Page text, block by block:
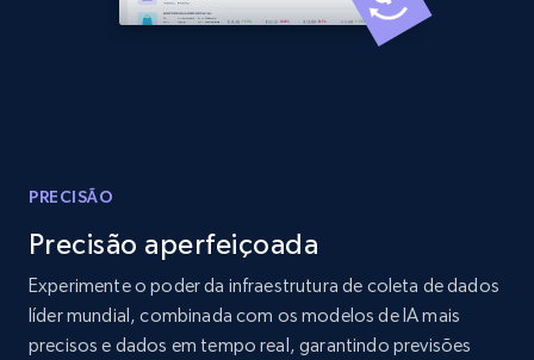
Title, Seller name, Brand, Description, Initial
price, Currency, Availability, Reviews count, and
PRECISÃO
Precisão aperfeiçoada
Experimente o poder da infraestrutura de coleta de dados
líder mundial, combinada com os modelos de IA mais
precisos e dados em tempo real, garantindo previsões